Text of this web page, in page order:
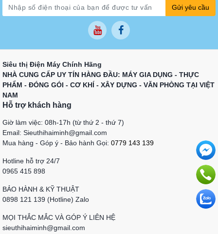
Gửi yêu cầu
Siêu thị Điện Máy Chính Hãng
NHÀ CUNG CẤP UY TÍN HÀNG ĐẦU: MÁY GIA DỤNG - THỰC
PHẨM - ĐÓNG GÓI - CƠ KHÍ - XÂY DỰNG - VĂN PHÒNG TẠI VIỆT
NAM
Hỗ trợ khách hàng
Giờ làm việc: 08h-17h (từ thứ 2 - thứ 7)
Email: Sieuthihaiminh@gmail.com
Mua hàng - Góp ý - Bảo hành Gọi: 0779 143 139
Hotline hỗ trợ 24/7
0965 415 898
BẢO HÀNH & KỸ THUẬT
0898 121 139 (Hotline) Zalo
MỌI THẮC MẮC VÀ GÓP Ý LIÊN HỆ
sieuthihaiminh@gmail.com